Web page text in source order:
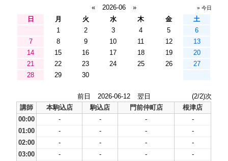
« 2026-06 » » 今日
日 月 火 水 木 金
土
1
2 3 4 5
6
7
8 9 10 11 12
13
14
15 16 17 18 19
20
21
22 23 24 25 26
27
28
29 30
前日 2026-06-12 翌日
(2/2)次
講師
本駒込店 駒込店 門前仲町店
根津店
00:00
- - -
-
01:00
- - -
-
02:00
- - -
-
03:00
- - -
-